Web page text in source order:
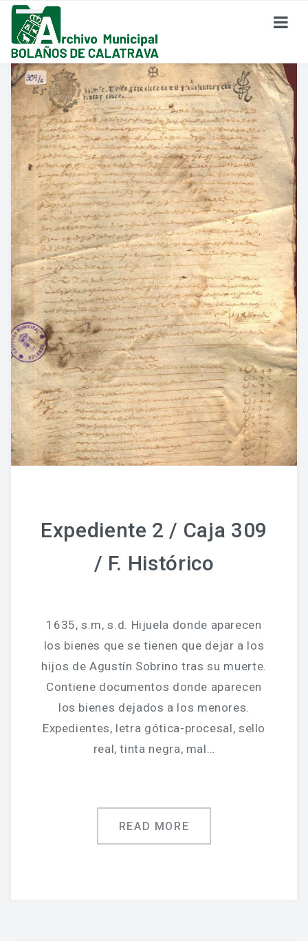
SOBRE EL ARCHIVO
¿Dónde Estamos?
Formulario De Contacto
Historia Del Archivo
Reglamento De Uso Del Archivo
FONDO DOCUMENTAL
Fondo Eclesiástico
Fondo Histórico
Fondo Notarial
Catálogos Y Cuadros De Clasificación
Categorías
Libros De Actas
Jornadas De Historia Local
Vídeos De Jornadas De Historia Local
Memorias Vivas
Estudios De Historia Y Patrimonio
Estudios Socioeconómicos
Expediente 2 / Caja 309
/ F. Histórico
1635, s.m, s.d. Hijuela donde aparecen
los bienes que se tienen que dejar a los
hijos de Agustín Sobrino tras su muerte.
Contiene documentos donde aparecen
los bienes dejados a los menores.
Expedientes, letra gótica-procesal, sello
real, tinta negra, mal…
READ MORE